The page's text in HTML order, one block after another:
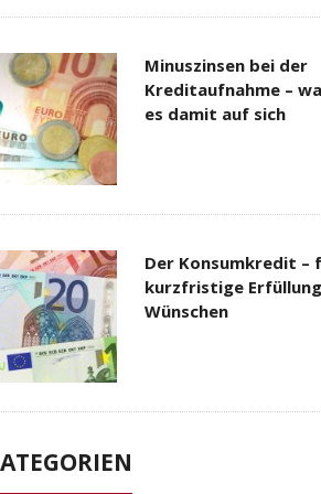
Minuszinsen bei der
Kreditaufnahme –
es damit auf sich
Der Konsumkredit –
kurzfristige
Wünschen